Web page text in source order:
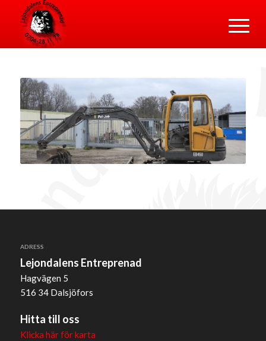
ADRESS
Lejondalens Entreprenad
Hagvägen 5
516 34 Dalsjöfors
Hitta till oss
Klicka här för karta